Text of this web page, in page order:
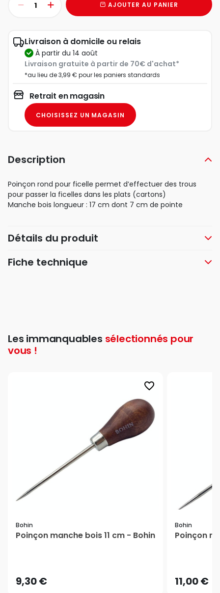
AJOUTER AU PANIER
Livraison à domicile ou relais
à partir du 14 août
Livraison gratuite à partir de 70€ d'achat*
*au lieu de 3,99 € pour les paniers standards
Retrait en magasin
CHOISISSEZ UN MAGASIN
Description
Poinçon rond pour ficelle permet d’effectuer des trous
pour passer la ficelles dans les plats (cartons)
Manche bois longueur : 17 cm dont 7 cm de pointe
Détails du produit
Fiche technique
Les immanquables sélectionnés pour
vous !
favorite_border
Bohin
Poinçon manche bois 11 cm - Bohin
9,30 €
Bohin
Poinçon
11,00 €